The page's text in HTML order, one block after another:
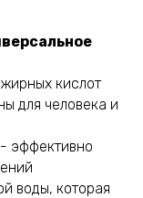
кислот
для человека и
эффективно
воды, которая